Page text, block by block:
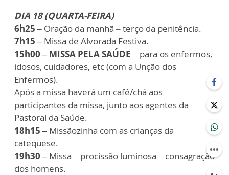
DIA 18 (QUARTA-FEIRA)
6h25 – Oração da manhã – terço da penitência.
7h15 – Missa de Alvorada Festiva.
15h00 – MISSA PELA SAÚDE – para os enfermos,
idosos, cuidadores, etc (com a Unção dos
Enfermos).
Após a missa haverá um café/chá aos
participantes da missa, junto aos agentes da
Pastoral da Saúde.
18h15 – Missãozinha com as crianças da
catequese.
19h30 – Missa – procissão luminosa – consagração
dos homens.